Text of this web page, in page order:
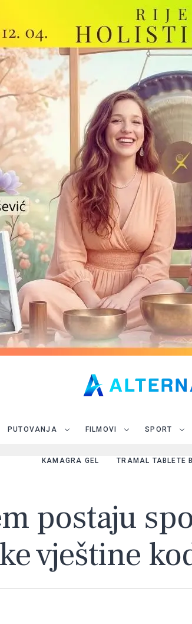
PUTOVANJA FILMOVI SPORT
KAMAGRA GEL TRAMAL TABLETE
postaju
vještine